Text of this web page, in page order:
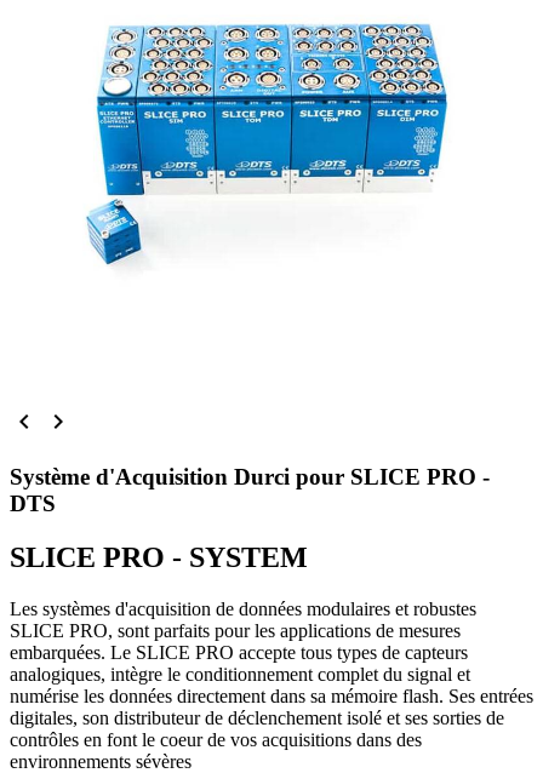
 
Système d'Acquisition Durci pour SLICE PRO -
DTS
SLICE PRO - SYSTEM
Les systèmes d'acquisition de données modulaires et robustes
SLICE PRO, sont parfaits pour les applications de mesures
embarquées. Le SLICE PRO accepte tous types de capteurs
analogiques, intègre le conditionnement complet du signal et
numérise les données directement dans sa mémoire flash. Ses entrées
digitales, son distributeur de déclenchement isolé et ses sorties de
contrôles en font le coeur de vos acquisitions dans des
environnements sévères